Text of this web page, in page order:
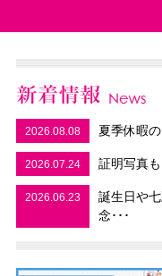
2026.08.08 夏季休暇
2026.07.24 証明写真
2026.06.23
誕生日や
念･･･